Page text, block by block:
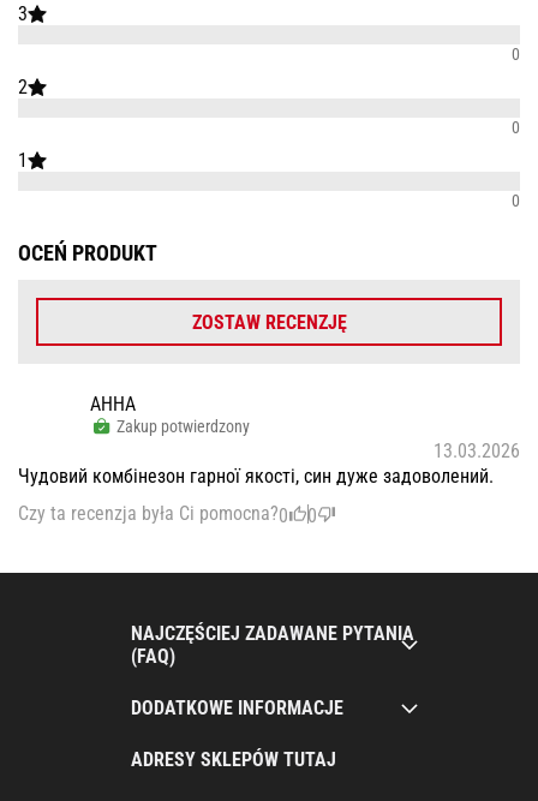
3
0
2
0
1
0
OCEŃ PRODUKT
ZOSTAW RECENZJĘ
АННА
Zakup potwierdzony
13.03.2026
Чудовий комбінезон гарної якості, син дуже задоволений.
Czy ta recenzja była Ci pomocna?0 0
NAJCZĘŚCIEJ ZADAWANE PYTANIA
(FAQ)
DODATKOWE INFORMACJE
ADRESY SKLEPÓW TUTAJ